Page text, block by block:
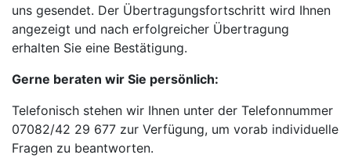
uns gesendet. Der Übertragungsfortschritt wird Ihnen
angezeigt und nach erfolgreicher Übertragung
erhalten Sie eine Bestätigung.
Gerne beraten wir Sie persönlich:
Telefonisch stehen wir Ihnen unter der Telefonnummer
07082/42 29 677 zur Verfügung, um vorab individuelle
Fragen zu beantworten.